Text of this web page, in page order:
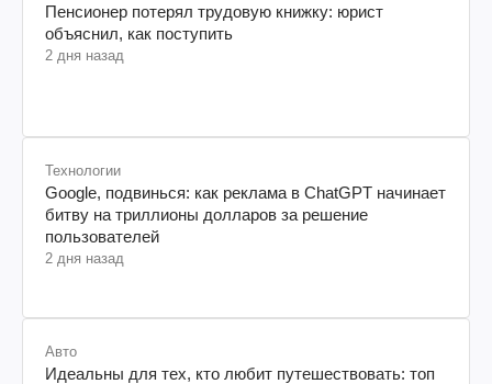
Пенсионер потерял трудовую книжку: юрист
объяснил, как поступить
2 дня назад
Технологии
Google, подвинься: как реклама в ChatGPT начинает
битву на триллионы долларов за решение
пользователей
2 дня назад
Авто
Идеальны для тех, кто любит путешествовать: топ